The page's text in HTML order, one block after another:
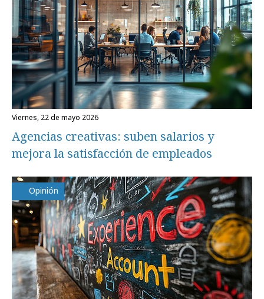
viernes, 22 de mayo 2026
Agencias creativas: suben salarios y
mejora la satisfacción de empleados
Opinión